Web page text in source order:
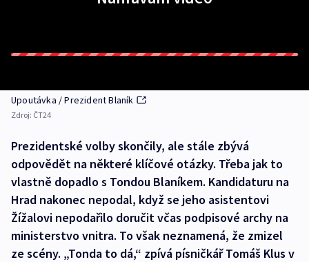
Upoutávka / Prezident Blaník
Zdroj: ČT24
Prezidentské volby skončily, ale stále zbývá
odpovědět na některé klíčové otázky. Třeba jak to
vlastně dopadlo s Tondou Blaníkem. Kandidaturu na
Hrad nakonec nepodal, když se jeho asistentovi
Žížalovi nepodařilo doručit včas podpisové archy na
ministerstvo vnitra. To však neznamená, že zmizel
ze scény. „Tonda to dá,“ zpívá písničkář Tomáš Klus v